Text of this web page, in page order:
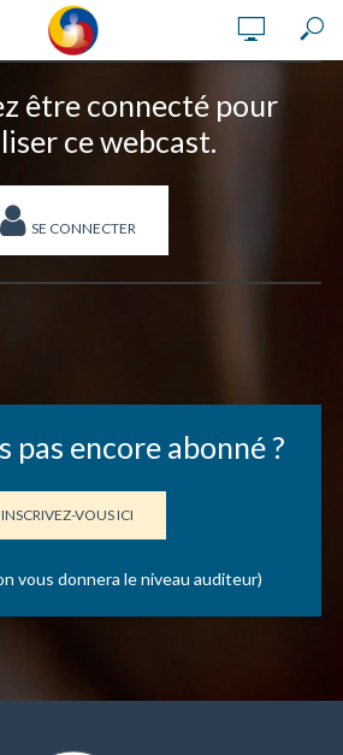
être connecté pour
ce webcast.
SE CONNECTER
pas encore abonné ?
INSCRIVEZ-VOUS ICI
vous donnera le niveau auditeur)